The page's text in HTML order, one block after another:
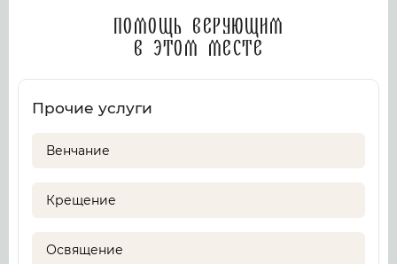
Помощь верующим
в этом месте
Прочие услуги
Венчание
Крещение
Освящение